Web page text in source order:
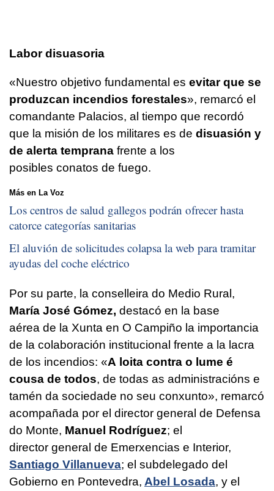
Labor disuasoria
«Nuestro objetivo fundamental es evitar que se
produzcan incendios forestales», remarcó el
comandante Palacios, al tiempo que recordó
que la misión de los militares es de disuasión y
de alerta temprana frente a los
posibles conatos de fuego.
Más en La Voz
Los centros de salud gallegos podrán ofrecer hasta
catorce categorías sanitarias
El aluvión de solicitudes colapsa la web para tramitar
ayudas del coche eléctrico
Por su parte, la conselleira do Medio Rural,
María José Gómez, destacó en la base
aérea de la Xunta en O Campiño la importancia
de la colaboración institucional frente a la lacra
de los incendios: «A loita contra o lume é
cousa de todos, de todas as administracións e
tamén da sociedade no seu conxunto», remarcó
acompañada por el director general de Defensa
do Monte, Manuel Rodríguez; el
director general de Emerxencias e Interior,
Santiago Villanueva; el subdelegado del
Gobierno en Pontevedra, Abel Losada, y el